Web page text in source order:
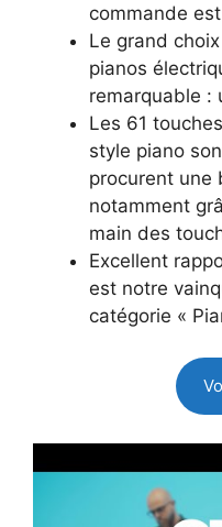
commande
Le grand
pianos
remarquable :
Les 61
style piano
procurent une
notamment
main des
Excellent
est notre
catégorie «